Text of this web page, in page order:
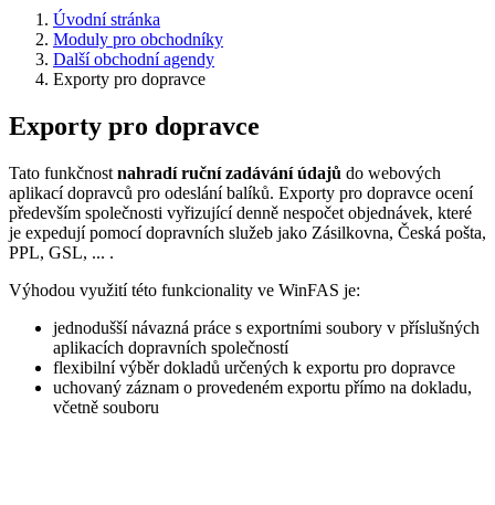
Úvodní stránka
Moduly pro obchodníky
Další obchodní agendy
Exporty pro dopravce
Exporty pro dopravce
Tato funkčnost nahradí ruční zadávání údajů do webových
aplikací dopravců pro odeslání balíků. Exporty pro dopravce ocení
především společnosti vyřizující denně nespočet objednávek, které
je expedují pomocí dopravních služeb jako Zásilkovna, Česká pošta,
PPL, GSL, ... .
Výhodou využití této funkcionality ve WinFAS je:
jednodušší návazná práce s exportními soubory v příslušných
aplikacích dopravních společností
flexibilní výběr dokladů určených k exportu pro dopravce
uchovaný záznam o provedeném exportu přímo na dokladu,
včetně souboru